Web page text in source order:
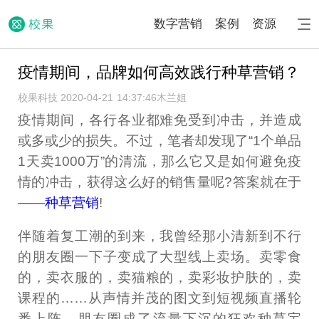
数字营销 案例 资源
疫情期间，品牌如何高效践行种草营销？
校果科技 2020-04-21 14:37:46木兰姐
疫情期间，各行各业都难免受到冲击，并造成
或多或少的损失。不过，笔者却发现了“1个单品
1天卖1000万”的清流，那么它又是如何避免疫
情的冲击，获得这么好的销售量呢?答案就在于
——种草营销!
伴随着复工潮的到来，我曾经那小清新到不行
的朋友圈一下子变成了大型线上卖场。卖零食
的，卖衣服的，卖猫粮的，卖彩妆护肤的，卖
课程的……从声情并茂的图文到短视频直播轮